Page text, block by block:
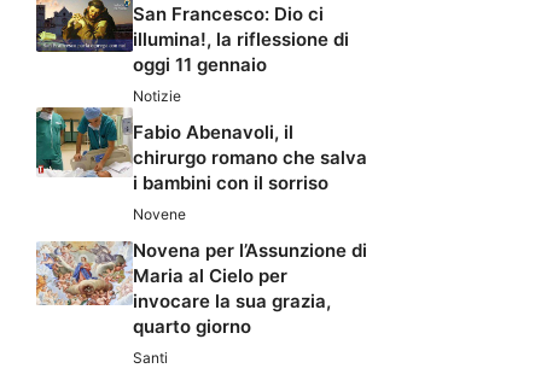
San Francesco: Dio ci
illumina!, la riflessione di
oggi 11 gennaio
Notizie
Fabio Abenavoli, il
chirurgo romano che salva
i bambini con il sorriso
Novene
Novena per l’Assunzione di
Maria al Cielo per
invocare la sua grazia,
quarto giorno
Santi